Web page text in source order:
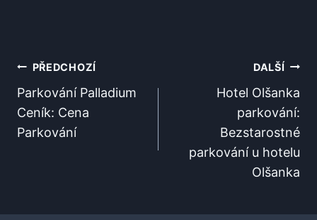
Navigace
Pro
Příspěvek
PŘEDCHOZÍ
Parkování Palladium
Ceník: Cena
Parkování
DALŠÍ
Hotel Olšanka
parkování:
Bezstarostné
parkování u hotelu
Olšanka